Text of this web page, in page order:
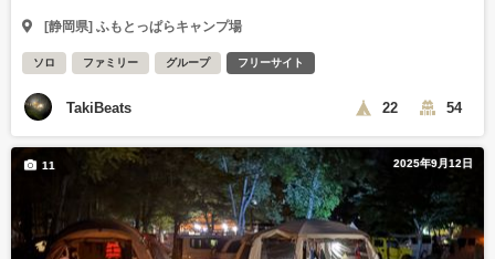
[静岡県] ふもとっぱらキャンプ場
ソロ ファミリー グループ フリーサイト
TakiBeats 22 54
2025年9月12日
11